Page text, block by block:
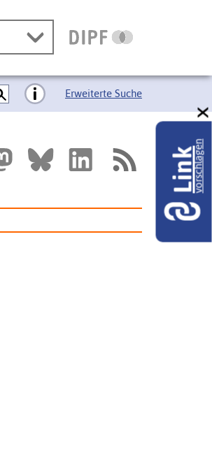
Erweiterte Suche
Linkvorschlagen